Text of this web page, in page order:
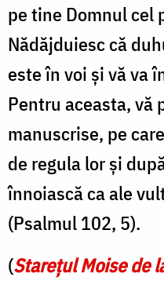
pe tine Domnul cel
Nădăjduiesc că
este în voi şi vă va
Pentru aceasta, vă
manuscrise, pe
de regula lor şi
înnoiască ca ale
(Psalmul 102, 5).
(Starețul Moise de